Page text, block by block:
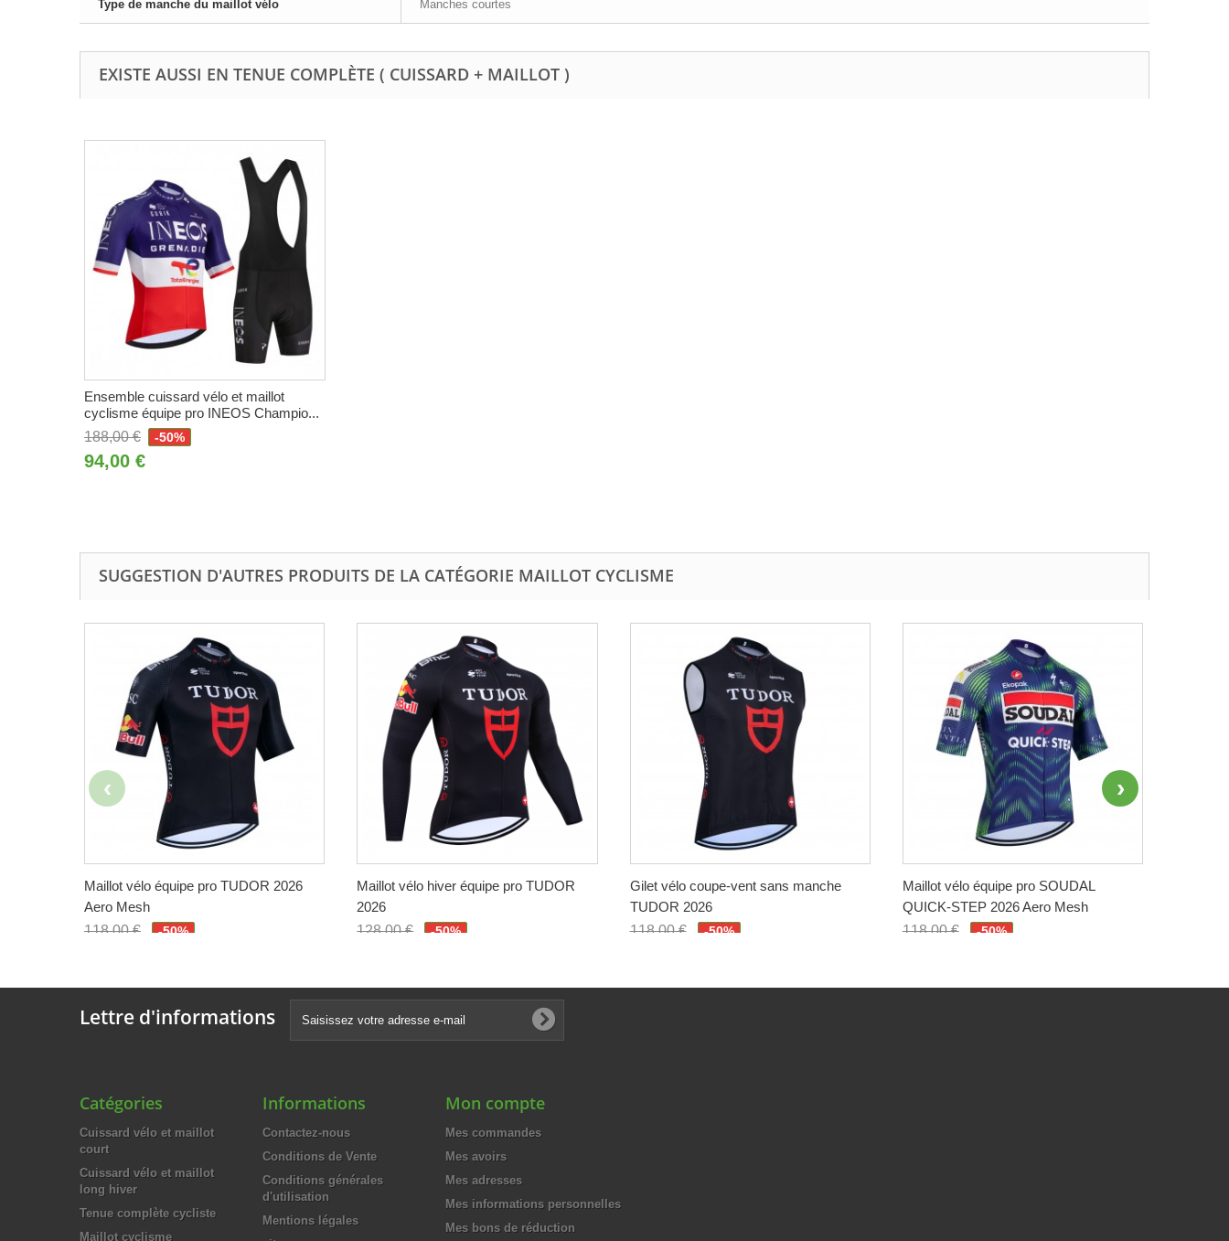
Type de manche du maillot vélo Manches courtes
EXISTE AUSSI EN TENUE COMPLÈTE ( CUISSARD + MAILLOT )
Ensemble cuissard vélo et maillot
cyclisme équipe pro INEOS Champio...
188,00 €
-50%
94,00 €
SUGGESTION D'AUTRES PRODUITS DE LA CATÉGORIE MAILLOT CYCLISME
Maillot vélo équipe pro TUDOR 2026
Aero Mesh
118,00 €
-50%
Maillot vélo hiver équipe pro TUDOR
2026
128,00 €
-50%
Gilet vélo coupe-vent sans manche
TUDOR 2026
118,00 €
-50%
Maillot vélo équipe pro SOUDAL
QUICK-STEP 2026 Aero Mesh
118,00 €
-50%
Lettre d'informations
Catégories
Cuissard vélo et maillot
court
Cuissard vélo et maillot
long hiver
Tenue complète cycliste
Maillot cyclisme
Informations
Contactez-nous
Conditions de Vente
Conditions générales
d'utilisation
Mentions légales
Mon compte
Mes commandes
Mes avoirs
Mes adresses
Mes informations personnelles
Mes bons de réduction